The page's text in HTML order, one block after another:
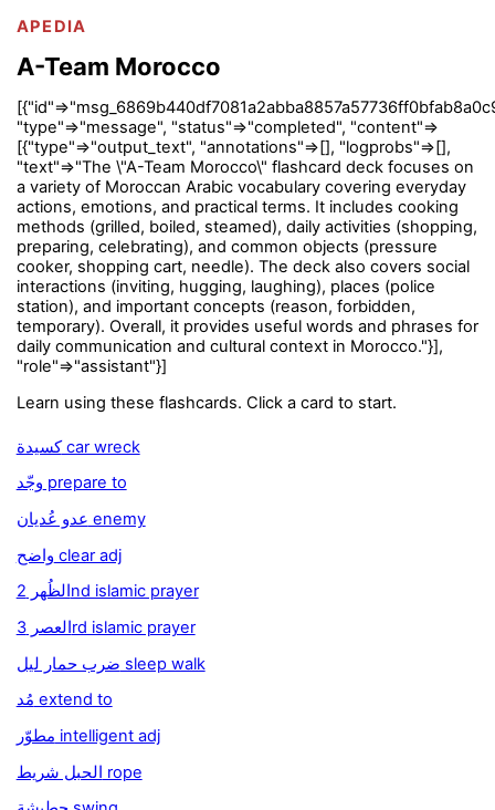
APEDIA
A-Team Morocco
"type"=>"message", "status"=>"completed", "content"=>
[{"type"=>"output_text", "annotations"=>[], "logprobs"=>[],
"text"=>"The \"A-Team Morocco\" flashcard deck focuses on
a variety of Moroccan Arabic vocabulary covering everyday
actions, emotions, and practical terms. It includes cooking
methods (grilled, boiled, steamed), daily activities (shopping,
preparing, celebrating), and common objects (pressure
cooker, shopping cart, needle). The deck also covers social
interactions (inviting, hugging, laughing), places (police
station), and important concepts (reason, forbidden,
temporary). Overall, it provides useful words and phrases for
daily communication and cultural context in Morocco."}],
"role"=>"assistant"}]
Learn using these flashcards. Click a card to start.
كسيدة car wreck
وجّد prepare to
عدو عُديان enemy
واضح clear adj
الظُهر 2nd islamic prayer
العصر 3rd islamic prayer
ضرب حمار ليل sleep walk
مُد extend to
مطوّر intelligent adj
الحبل شريط rope